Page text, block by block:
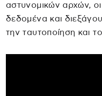
αστυνομικών αρχών,
δεδομένα και
την ταυτοποίηση και